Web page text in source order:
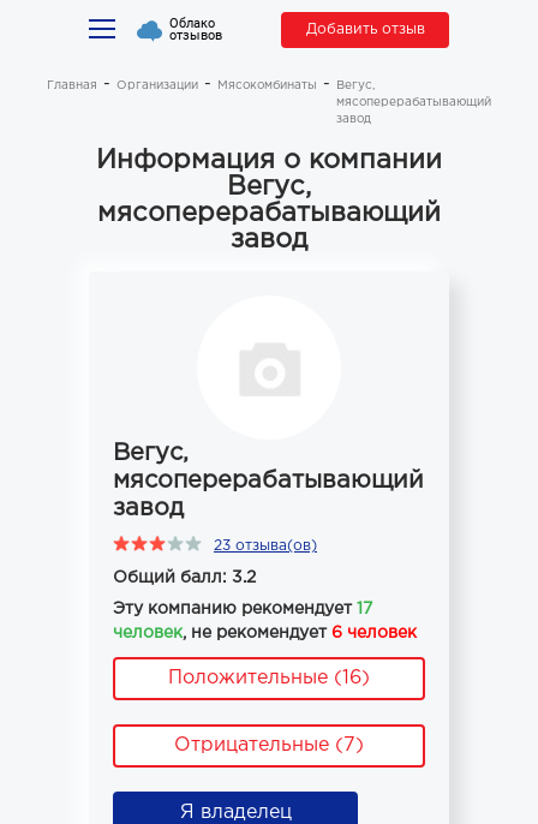
Облако
отзывов Добавить отзыв
Главная Организации Мясокомбинаты
Вегус,
мясоперерабатывающий
завод
Информация о компании
Вегус,
мясоперерабатывающий
завод
Вегус,
мясоперерабатывающий
завод
23 отзыва(ов)
Общий балл: 3.2
Эту компанию рекомендует 17
человек, не рекомендует 6 человек
Положительные (16)
Отрицательные (7)
Я владелец